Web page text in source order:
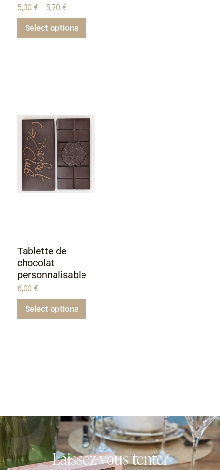
5,30 € – 5,70 €
Select options
Tablette de
chocolat
personnalisable
6,00 €
Select options
Laissez-vous tenter